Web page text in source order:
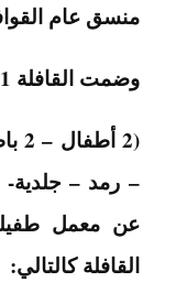
منسق عام
وضمت القافلة 11 عيادة متنوعة منها:
(2
– رمد –
القافلة كالتالي: